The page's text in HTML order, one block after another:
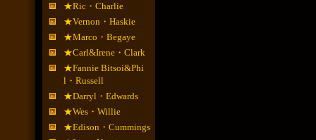
★Ric・Charlie
★Vernon・Haskie
★Marco・Begaye
★Carl&Irene・Clark
★Fannie Bitsoi&Phi
l・Russell
★Darryl・Edwards
★Wes・Willie
★Edison・Cummings